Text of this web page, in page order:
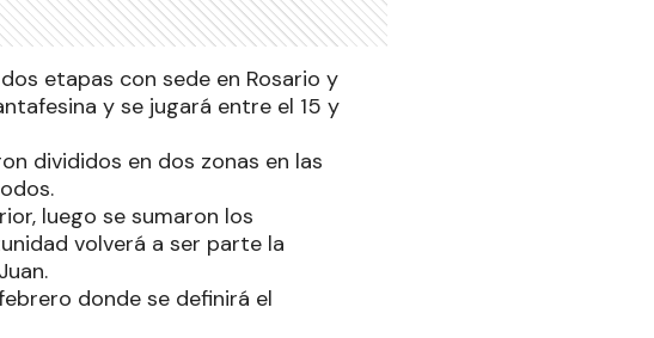
etapas con sede en Rosario y
y se jugará entre el 15 y
divididos en dos zonas en las
luego se sumaron los
volverá a ser parte la
donde se definirá el